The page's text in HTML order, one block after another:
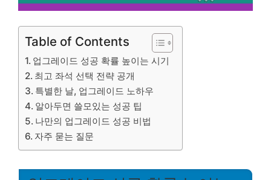
Table of Contents
업그레이드 성공 확률 높이는 시기
최고 좌석 선택 전략 공개
특별한 날, 업그레이드 노하우
알아두면 쓸모있는 성공 팁
나만의 업그레이드 성공 비법
자주 묻는 질문